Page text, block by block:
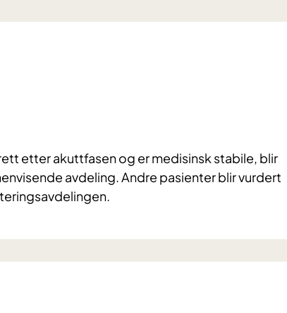
etter akuttfasen og er medisinsk stabile, blir
avdeling. Andre pasienter blir vurdert